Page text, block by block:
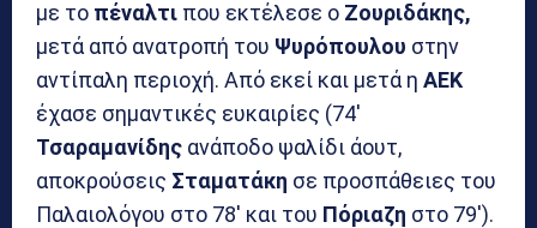
με το πέναλτι που εκτέλεσε ο Ζουριδάκης,
μετά από ανατροπή του Ψυρόπουλου στην
αντίπαλη περιοχή. Από εκεί και μετά η ΑΕΚ
έχασε σημαντικές ευκαιρίες (74′
Τσαραμανίδης ανάποδο ψαλίδι άουτ,
αποκρούσεις Σταματάκη σε προσπάθειες του
Παλαιολόγου στο 78′ και του Πόριαζη στο 79′).